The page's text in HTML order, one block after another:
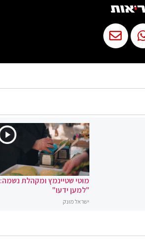
מוטי שטיינמץ ומקהלת נשמה:
"למען ידעו"
ישראל מונק